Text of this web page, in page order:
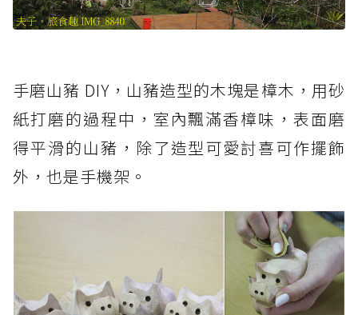
手磨山豬 DIY，山豬造型的木塊是樟木，用砂
紙打磨的過程中，室內飄滿香樟味，表面磨
得平滑的山豬，除了造型可愛討喜可作擺飾
外，也是手機架。